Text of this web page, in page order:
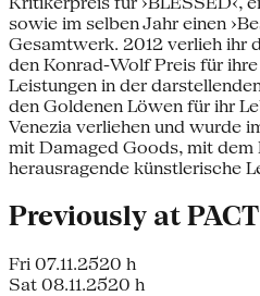
sowie im selben Jahr einen
Gesamtwerk. 2012 verlieh ihr
den Konrad-Wolf Preis für
Leistungen in der
den Goldenen Löwen für ihr
Venezia verliehen und wurde
mit Damaged Goods, mit dem
herausragende künstlerische
Previously at PACT
Fri 07.11.2520 h
Sat 08.11.2520 h